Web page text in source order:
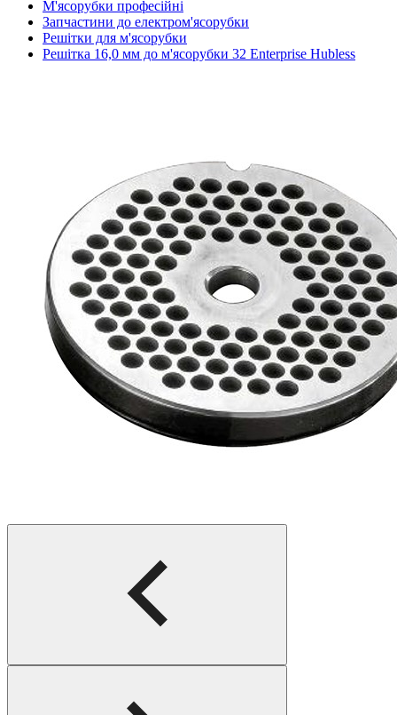
М'ясорубки професійні
Запчастини до електром'ясорубки
Решітки для м'ясорубки
Решітка 16,0 мм до м'ясорубки 32 Enterprise Hubless